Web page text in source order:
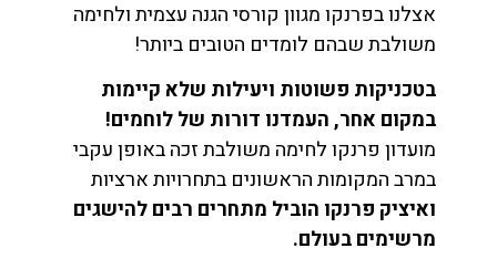
אצלנו בפרנקו מגוון קורסי הגנה עצמית ולחימה
משולבת שבהם לומדים הטובים ביותר!
בטכניקות פשוטות ויעילות שלא קיימות
במקום אחר, העמדנו דורות של לוחמים!
מועדון פרנקו לחימה משולבת זכה באופן עקבי
במרב המקומות הראשונים בתחרויות ארציות
ואיציק פרנקו הוביל מתחרים רבים להישגים
מרשימים בעולם.